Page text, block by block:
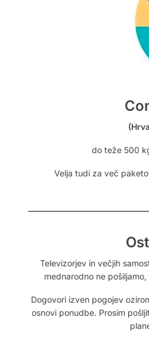
do teže 500
Velja tudi za več
Televizorjev in večjih
mednarodno ne
Dogovori izven pogojev
osnovi ponudbe. Prosim